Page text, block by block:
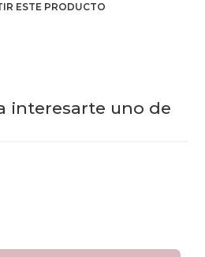
ESTE PRODUCTO
interesarte uno de